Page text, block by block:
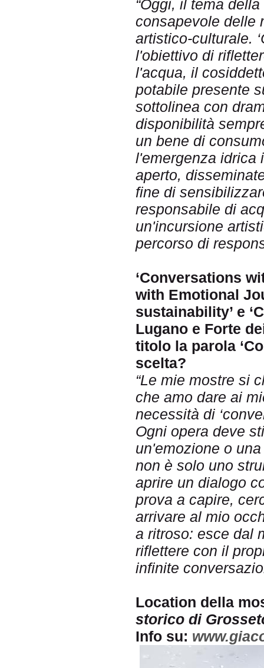
“Oggi, il tema
consapevole delle
artistico-culturale.
l'obiettivo di
l'acqua, il
potabile presente
sottolinea con
disponibilità
un bene di
l'emergenza idrica
aperto,
fine di
responsabile di
un'incursione
percorso di
‘Conversations
with Emotional
sustainability’ e
Lugano e Forte
titolo la parola
scelta?
“Le mie mostre si
che amo dare ai
necessità di
Ogni opera deve
un'emozione o
non è solo uno
aprire un dialogo
prova a capire,
arrivare al mio
a ritroso: esce dal
riflettere con il
infinite
Location della
storico di
Info su: